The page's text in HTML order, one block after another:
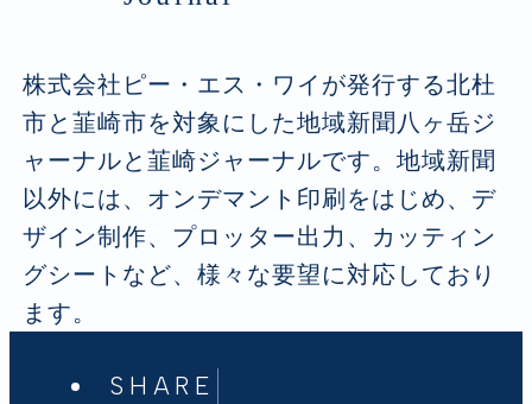
株式会社ピー・エス・ワイが発行する北杜
市と韮崎市を対象にした地域新聞八ヶ岳ジ
ャーナルと韮崎ジャーナルです。地域新聞
以外には、オンデマント印刷をはじめ、デ
ザイン制作、プロッター出力、カッティン
グシートなど、様々な要望に対応しており
ます。
SHARE